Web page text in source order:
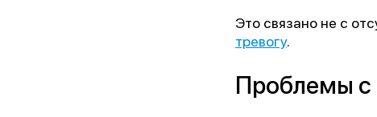
Это связано не с
тревогу.
Проблемы с